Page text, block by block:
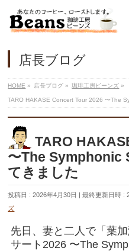
店長ブログ
HOME » 店長ブログ » 珈琲工房ビーンズ »
TARO HAKASE Concert Tour 2026 〜The
TARO
〜The Symphonic
てきました
投稿日 : 2026年4月30日 最終更新日時 :
ズ
先日、妻と二人で「葉
サート2026 〜The